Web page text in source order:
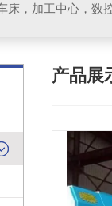
产品展